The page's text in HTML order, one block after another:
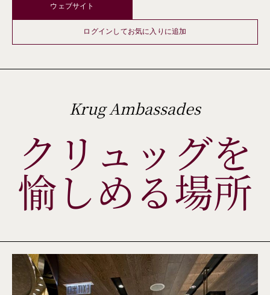
ウェブサイト
ログインしてお気に入りに追加
Krug Ambassades
クリュッグを
愉しめる場所